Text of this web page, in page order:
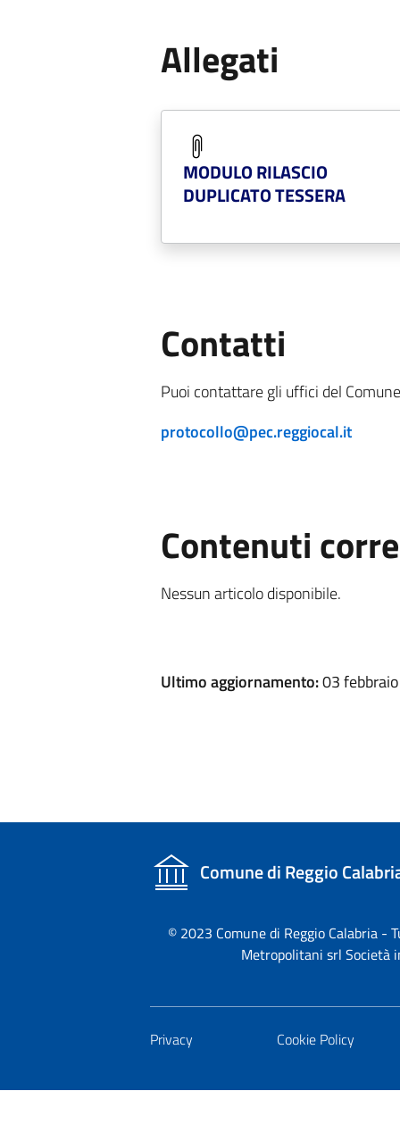
Allegati
MODULO RILASCIO
DUPLICATO TESSERA
Contatti
Puoi contattare gli uffici del
protocollo@pec.reggiocal.it
Contenuti
Nessun articolo disponibile.
Ultimo aggiornamento:03
Comune di Reggio
© 2023 Comune di Reggio Calabria
Metropolitani srl Società
Privacy Cookie Policy